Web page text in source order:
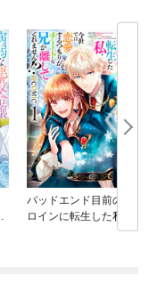
バッドエンド目前のヒ
ロインに転生した私、
今世では恋愛するつも